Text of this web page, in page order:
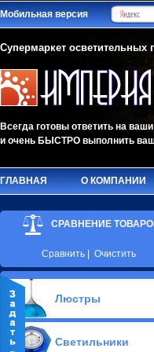
Мобильная версия
Супермаркет осветительных
Всегда готовы ответить на
и очень БЫСТРО выполнить
ГЛАВНАЯ О КОМПАНИИ
СРАВНЕНИЕ
Сравнить Очистить
Люстры
Припотолочные люстры(579)
Потолочные люстры Led(91)
Светильники